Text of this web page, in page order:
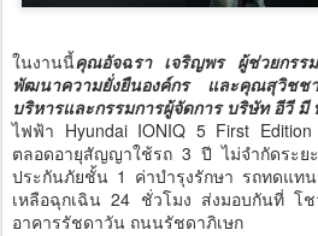
ในงานนี้คุณอัจฉรา เจริญพร ผู้ช่วยกรร
พัฒนาความยั่งยืนองค์กร และคุณสุวิช
บริหารและกรรมการผู้จัดการ บริษัท อีวี มี
ไฟฟ้า Hyundai IONIQ 5 First
ตลอดอายุสัญญาใช้รถ 3 ปี ไม่จำกัดระย
ประกันภัยชั้น 1 ค่าบำรุงรักษา รถทดแท
เหลือฉุกเฉิน 24 ชั่วโมง ส่งมอบกันที่ โช
อาคารรัชดาวัน ถนนรัชดาภิเษก